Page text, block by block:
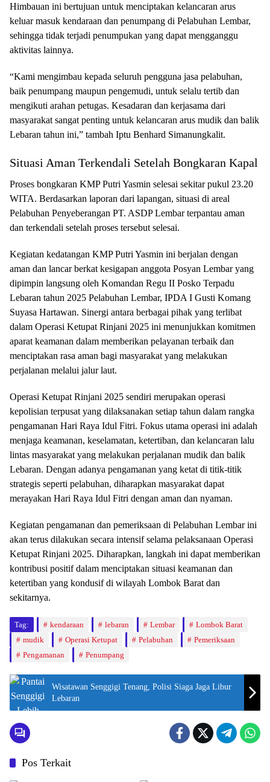
Himbauan ini bertujuan untuk menciptakan kelancaran arus
keluar masuk kendaraan dan penumpang di Pelabuhan Lembar,
sehingga tidak terjadi penumpukan yang dapat mengganggu
aktivitas lainnya.
“Kami mengimbau kepada seluruh pengguna jasa pelabuhan,
baik penumpang maupun pengemudi, untuk selalu tertib dan
mengikuti arahan petugas. Kesadaran dan kerjasama dari
masyarakat sangat penting untuk kelancaran arus mudik dan balik
Lebaran tahun ini,” tambah Iptu Benhard Simanungkalit.
Situasi Aman Terkendali Setelah Bongkaran Kapal
Proses bongkaran KMP Putri Yasmin selesai sekitar pukul 23.20
WITA. Berdasarkan laporan dari lapangan, situasi di areal
Pelabuhan Penyeberangan PT. ASDP Lembar terpantau aman
dan terkendali setelah proses tersebut selesai.
Kegiatan kedatangan KMP Putri Yasmin ini berjalan dengan
aman dan lancar berkat kesigapan anggota Posyan Lembar yang
dipimpin langsung oleh Komandan Regu II Posko Terpadu
Lebaran tahun 2025 Pelabuhan Lembar, IPDA I Gusti Komang
Suyasa Hartawan. Sinergi antara berbagai pihak yang terlibat
dalam Operasi Ketupat Rinjani 2025 ini menunjukkan komitmen
aparat keamanan dalam memberikan pelayanan terbaik dan
menciptakan rasa aman bagi masyarakat yang melakukan
perjalanan melalui jalur laut.
Operasi Ketupat Rinjani 2025 sendiri merupakan operasi
kepolisian terpusat yang dilaksanakan setiap tahun dalam rangka
pengamanan Hari Raya Idul Fitri. Fokus utama operasi ini adalah
menjaga keamanan, keselamatan, ketertiban, dan kelancaran lalu
lintas masyarakat yang melakukan perjalanan mudik dan balik
Lebaran. Dengan adanya pengamanan yang ketat di titik-titik
strategis seperti pelabuhan, diharapkan masyarakat dapat
merayakan Hari Raya Idul Fitri dengan aman dan nyaman.
Kegiatan pengamanan dan pemeriksaan di Pelabuhan Lembar ini
akan terus dilakukan secara intensif selama pelaksanaan Operasi
Ketupat Rinjani 2025. Diharapkan, langkah ini dapat memberikan
kontribusi positif dalam menciptakan situasi keamanan dan
ketertiban yang kondusif di wilayah Lombok Barat dan
sekitarnya.
Tag: kendaraan lebaran Lembar
Lombok Barat
mudik
Operasi Ketupat Pelabuhan
Pemeriksaan
Pengamanan
Penumpang
Wisatawan Senggigi Tenang, Polisi Siaga Jaga Libur
Lebaran
Pos Terkait